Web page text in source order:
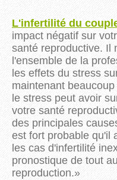
L'infertilité du
impact négatif sur
santé reproductive. Il
l'ensemble de la
les effets du stress
maintenant
le stress peut avoir
votre santé
des principales
est fort probable qu'il
les cas d'infertilité
pronostique de tout
reproduction.»